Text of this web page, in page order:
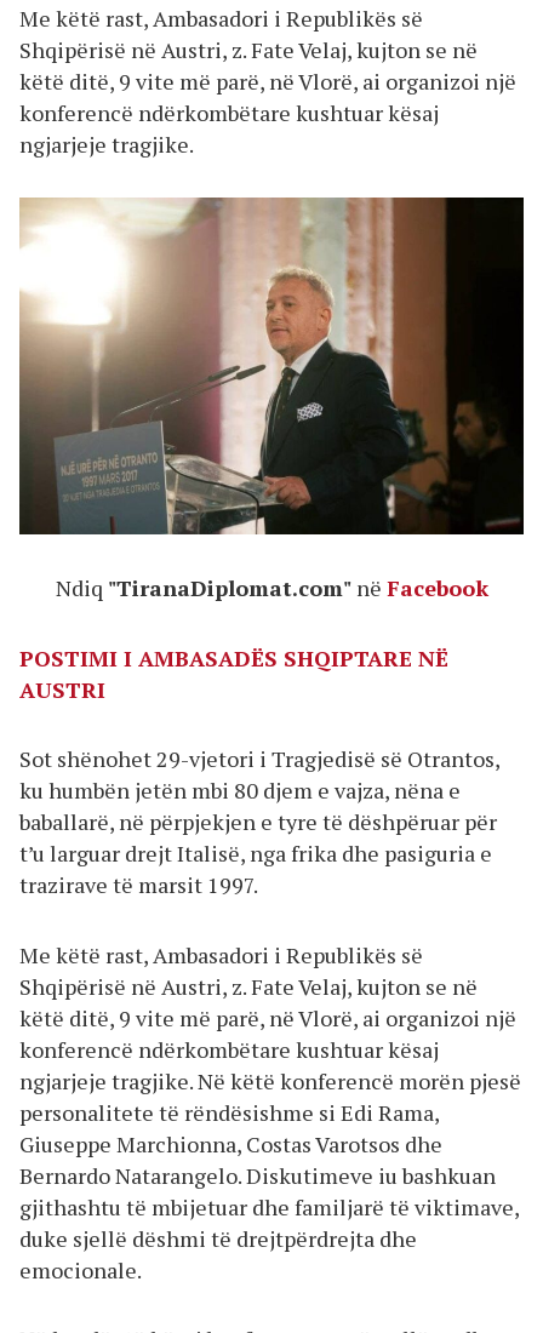
Me këtë rast, Ambasadori i Republikës së
Shqipërisë në Austri, z. Fate Velaj, kujton se në
këtë ditë, 9 vite më parë, në Vlorë, ai organizoi një
konferencë ndërkombëtare kushtuar kësaj
ngjarjeje tragjike.
Ndiq "TiranaDiplomat.com" në Facebook
POSTIMI I AMBASADËS SHQIPTARE NË
AUSTRI
Sot shënohet 29-vjetori i Tragjedisë së Otrantos,
ku humbën jetën mbi 80 djem e vajza, nëna e
baballarë, në përpjekjen e tyre të dëshpëruar për
t’u larguar drejt Italisë, nga frika dhe pasiguria e
trazirave të marsit 1997.
Me këtë rast, Ambasadori i Republikës së
Shqipërisë në Austri, z. Fate Velaj, kujton se në
këtë ditë, 9 vite më parë, në Vlorë, ai organizoi një
konferencë ndërkombëtare kushtuar kësaj
ngjarjeje tragjike. Në këtë konferencë morën pjesë
personalitete të rëndësishme si Edi Rama,
Giuseppe Marchionna, Costas Varotsos dhe
Bernardo Natarangelo. Diskutimeve iu bashkuan
gjithashtu të mbijetuar dhe familjarë të viktimave,
duke sjellë dëshmi të drejtpërdrejta dhe
emocionale.